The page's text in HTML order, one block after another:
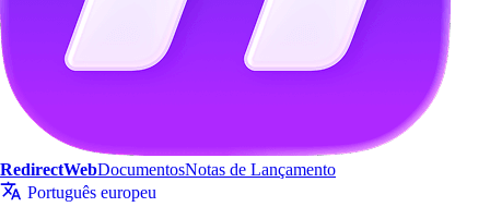
RedirectWebDocumentosNotas de Lançamento
Português europeu
experiência na web